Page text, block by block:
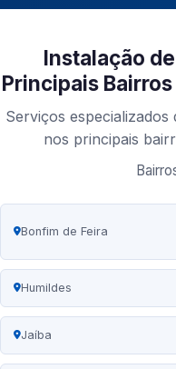
Instalação
Principais Bairros
Serviços especializados
nos principais
Bonfim de Feira
Humildes
Jaíba